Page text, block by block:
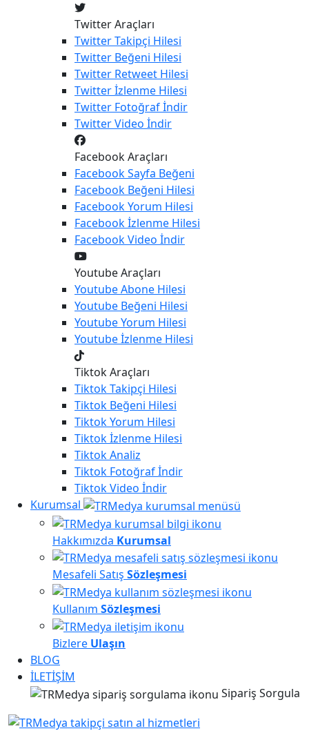
Twitter Araçları
TwitterTakipçi Hilesi
Twitter Beğeni Hilesi
Twitter Retweet Hilesi
Twitterİzlenme Hilesi
Twitter Fotoğraf İndir
TwitterVideo İndir
Facebook Araçları
FacebookSayfa Beğeni
Facebook Beğeni Hilesi
FacebookYorum Hilesi
Facebookİzlenme Hilesi
FacebookVideo İndir
Youtube Araçları
YoutubeAbone Hilesi
Youtube Beğeni Hilesi
YoutubeYorum Hilesi
Youtubeİzlenme Hilesi
Tiktok Araçları
TiktokTakipçi Hilesi
Tiktok Beğeni Hilesi
TiktokYorum Hilesi
Tiktokİzlenme Hilesi
TiktokAnaliz
Tiktok Fotoğraf İndir
TiktokVideo İndir
Kurumsal
Hakkımızda Kurumsal
Mesafeli Satış Sözleşmesi
Kullanım Sözleşmesi
Bizlere Ulaşın
BLOG
İLETİŞİM
Sipariş Sorgula